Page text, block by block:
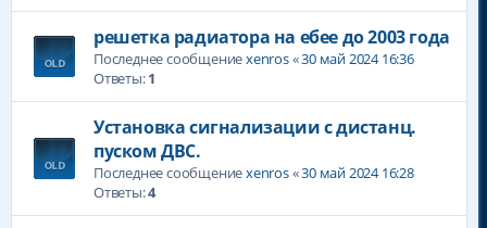
решетка радиатора на ебее до 2003 года
Последнее сообщениеxenros«30 май 2024 16:36
Ответы:1
Установка сигнализации с дистанц.
пуском ДВС.
Последнее сообщениеxenros«30 май 2024 16:28
Ответы:4